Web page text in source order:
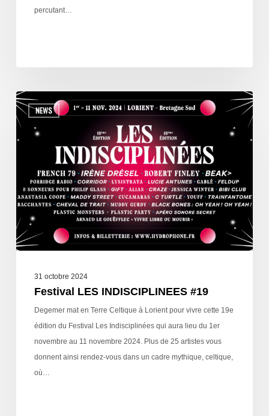
percutant…
NEWS
31 octobre 2024
Festival LES INDISCIPLINEES #19
Degemer mat en Terre Celtique à Lorient pour vivre cette 19e
édition du Festival Les Indisciplinées qui aura lieu du 1er
novembre au 11 novembre 2024. Plus de 25 artistes vous
donnent ainsi rendez-vous dans un cadre mythique, celtique,
où…